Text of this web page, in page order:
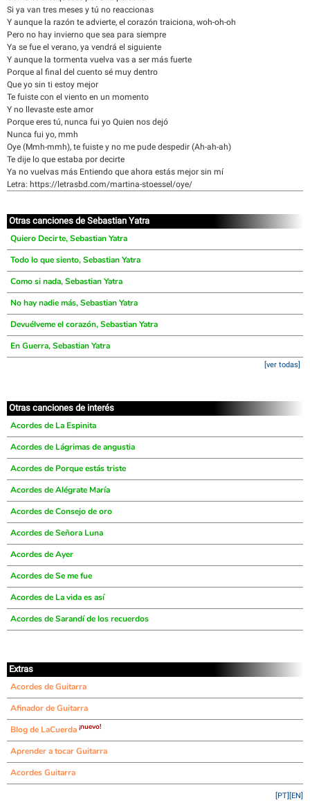
Si ya van tres meses y tú no reaccionas
Y aunque la razón te advierte, el corazón traiciona, woh-oh-oh
Pero no hay invierno que sea para siempre
Ya se fue el verano, ya vendrá el siguiente
Y aunque la tormenta vuelva vas a ser más fuerte
Porque al final del cuento sé muy dentro
Que yo sin ti estoy mejor
Te fuiste con el viento en un momento
Y no llevaste este amor
Porque eres tú, nunca fui yo Quien nos dejó
Nunca fui yo, mmh
Oye (Mmh-mmh), te fuiste y no me pude despedir (Ah-ah-ah)
Te dije lo que estaba por decirte
Ya no vuelvas más Entiendo que ahora estás mejor sin mí
Letra: https://letrasbd.com/martina-stoessel/oye/
Otras canciones de Sebastian Yatra
Quiero Decirte, Sebastian Yatra
Todo lo que siento, Sebastian Yatra
Como si nada, Sebastian Yatra
No hay nadie más, Sebastian Yatra
Devuélveme el corazón, Sebastian Yatra
En Guerra, Sebastian Yatra
[ver todas]
Otras canciones de interés
Acordes de La Espinita
Acordes de Lágrimas de angustia
Acordes de Porque estás triste
Acordes de Alégrate María
Acordes de Consejo de oro
Acordes de Señora Luna
Acordes de Ayer
Acordes de Se me fue
Acordes de La vida es así
Acordes de Sarandí de los recuerdos
Extras
Acordes de Guitarra
Afinador de Guitarra
Blog de LaCuerda ¡nuevo!
Aprender a tocar Guitarra
Acordes Guitarra
[EN]
[PT]